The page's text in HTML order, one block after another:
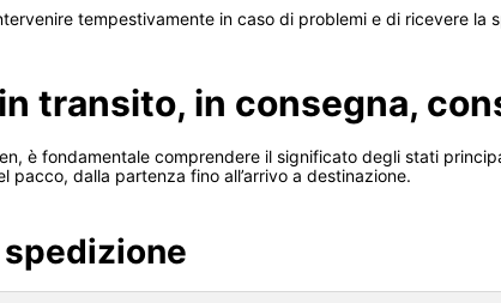
tempestivamente in caso di problemi e di ricevere la
transito, in consegna,
è fondamentale comprendere il significato degli stati
dalla partenza fino all’arrivo a destinazione.